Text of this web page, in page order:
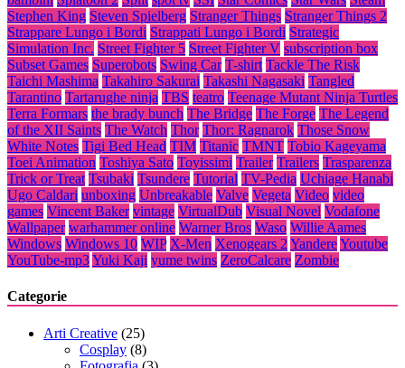
Stephen King Steven Spielberg Stranger Things Stranger Things 2
Strappare Lungo i Bordi Strappati Lungo i Bordi Strategic
Simulation Inc. Street Fighter 5 Street Fighter V subscription box
Subset Games Superobots Swing Car T-shirt Tackle The Risk
Taichi Mashima Takahiro Sakurai Takashi Nagasaki Tangled
Tarantino Tartarughe ninja TBS teatro Teenage Mutant Ninja Turtles
Terra Formars the brady bunch The Bridge The Forge The Legend
of the XII Saints The Watch Thor Thor: Ragnarok Those Snow
White Notes Tigi Bed Head TIM Titanic TMNT Tobio Kageyama
Toei Animation Toshiya Sato Toyissimi Trailer Trailers Trasparenza
Trick or Treat Tsubaki Tsundere Tutorial TV-Pedia Uchiage Hanabi
Ugo Caldari unboxing Unbreakable Valve Vegeta Video video
games Vincent Baker vintage VirtualDub Visual Novel Vodafone
Wallpaper warhammer online Warner Bros Waso Willie Aames
Windows Windows 10 WIP X-Men Xenogears 2 YandereYoutube
YouTube-mp3Yuki Kaji yume twins ZeroCalcare Zombie
Categorie
Arti Creative (25)
Cosplay (8)